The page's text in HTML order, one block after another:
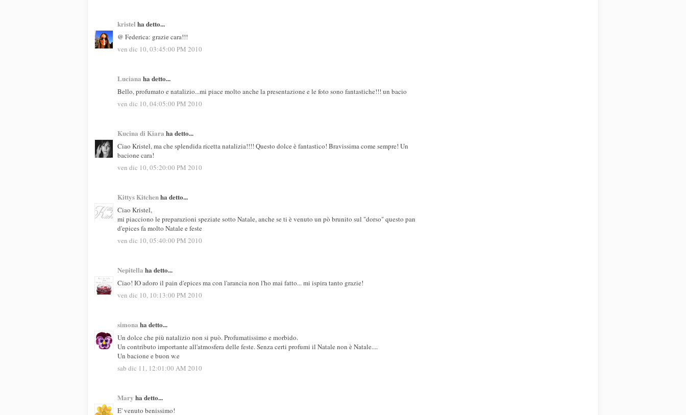
kristel ha detto...
@ Federica: grazie cara!!!
ven dic 10, 03:45:00 PM 2010
Luciana ha detto...
Bello, profumato e natalizio...mi piace molto anche la presentazione e le foto sono fantastiche!!! un bacio
ven dic 10, 04:05:00 PM 2010
Kucina di Kiara ha detto...
Ciao Kristel, ma che splendida ricetta natalizia!!!! Questo dolce è fantastico! Bravissima come sempre! Un
bacione cara!
ven dic 10, 05:20:00 PM 2010
Kittys Kitchenha detto...
Ciao Kristel,
mi piacciono le preparazioni speziate sotto Natale, anche se ti è venuto un pò brunito sul "dorso" questo pan
d'epices fa molto Natale e feste
ven dic 10, 05:40:00 PM 2010
Nepitella ha detto...
Ciao! IO adoro il pain d'epices ma con l'arancia non l'ho mai fatto... mi ispira tanto grazie!
ven dic 10, 10:13:00 PM 2010
simona ha detto...
Un dolce che più natalizio non si può. Profumatissimo e morbido.
Un contributo importante all'atmosfera delle feste. Senza certi profumi il Natale non è Natale....
Un bacione e buon w.e
sab dic 11, 12:01:00 AM 2010
Mary ha detto...
E' venuto benissimo!